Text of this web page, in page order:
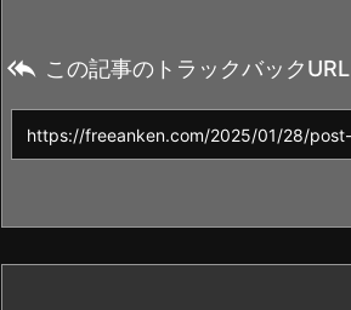
 この記事のトラックバックURL